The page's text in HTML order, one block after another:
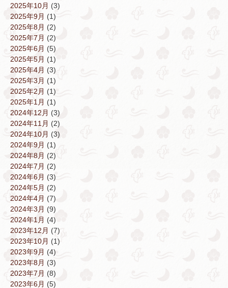
2025年10月 (3)
2025年9月 (1)
2025年8月 (2)
2025年7月 (2)
2025年6月 (5)
2025年5月 (1)
2025年4月 (3)
2025年3月 (1)
2025年2月 (1)
2025年1月 (1)
2024年12月 (3)
2024年11月 (2)
2024年10月 (3)
2024年9月 (1)
2024年8月 (2)
2024年7月 (2)
2024年6月 (3)
2024年5月 (2)
2024年4月 (7)
2024年3月 (9)
2024年1月 (4)
2023年12月 (7)
2023年10月 (1)
2023年9月 (4)
2023年8月 (3)
2023年7月 (8)
2023年6月 (5)